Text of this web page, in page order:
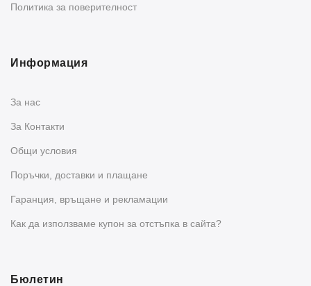
Политика за поверителност
Информация
За нас
За Контакти
Общи условия
Поръчки, доставки и плащане
Гаранция, връщане и рекламации
Как да използваме купон за отстъпка в сайта?
Бюлетин